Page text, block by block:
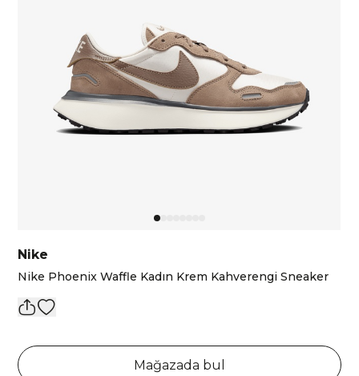
Nike
Nike Phoenix Waffle Kadın Krem Kahverengi Sneaker
Mağazada bul